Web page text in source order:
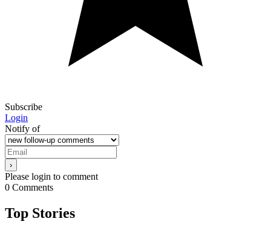
Subscribe
Login
Notify of
Please login to comment
0 Comments
Top Stories